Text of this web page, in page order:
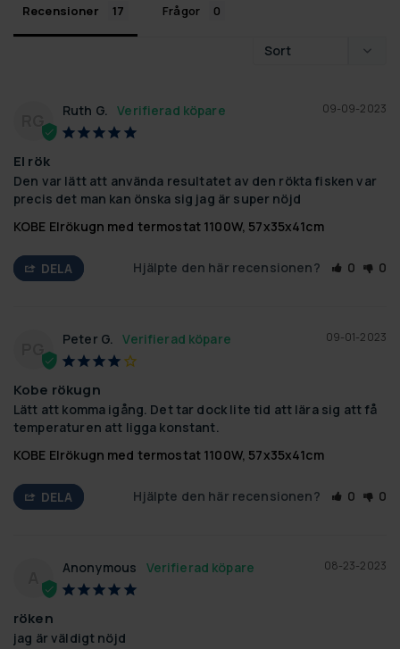
Recensioner Frågor
RG
09-09-2023
Ruth G.
El rök
Den var lätt att använda resultatet av den rökta fisken var
precis det man kan önska sig jag är super nöjd
KOBE Elrökugn med termostat 1100W, 57x35x41cm
DELA Hjälpte den här recensionen? 0 0
PG
09-01-2023
Peter G.
Kobe rökugn
Lätt att komma igång. Det tar dock lite tid att lära sig att få
temperaturen att ligga konstant.
KOBE Elrökugn med termostat 1100W, 57x35x41cm
DELA Hjälpte den här recensionen? 0 0
08-23-2023
Anonymous
röken
jag är väldigt nöjd